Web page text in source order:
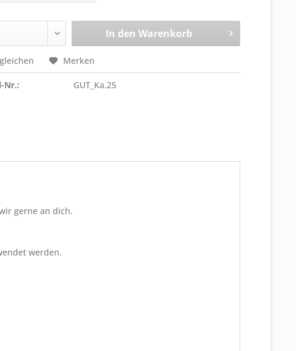
In den Warenkorb
Merken
Nr.: GUT_Ka.25
gerne an dich.
werden.